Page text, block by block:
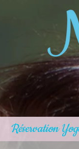
Réservation